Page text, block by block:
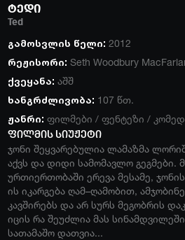
ტედი
Ted
გამოსვლის წელი: 2012
რეჟისორი: Seth Woodbury
ქვეყანა: აშშ
ხანგრძლივობა: 107 წთ.
ჟანრი: ფილმები / ფენტეზი /
ფილმის სიუჟეტი
ჯონი შეყვარებულია ლამაზმა
აქვს და დიდი სამომავლო გეგმები.
ურთიერთობაში ერევა მესამე,
ის იკარგება ღამ–ღამობით,
კავშირებს და არ სურს მეგობრის
იცის რა შეუძლია მას
სათამაშო დათვია...